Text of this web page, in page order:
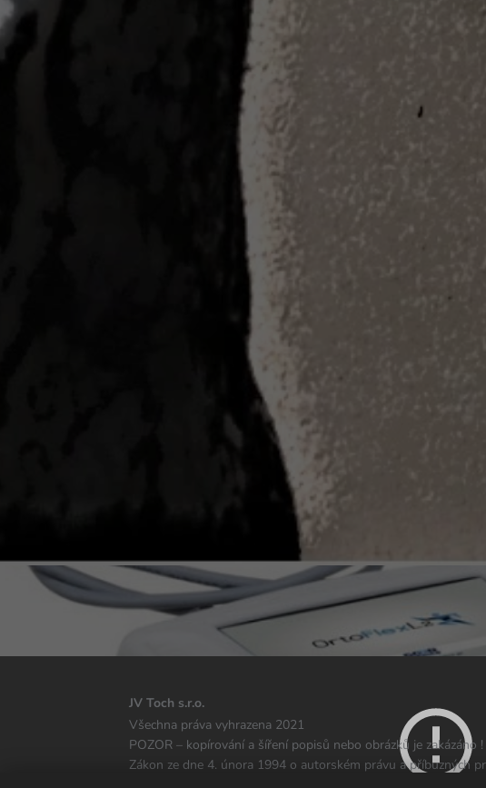
JV Toch s.r.o.
Všechna práva vyhrazena 2021
POZOR – kopírování a šíření popisů nebo obrázků je
Zákon ze dne 4. února 1994 o autorském právu a příbuzných